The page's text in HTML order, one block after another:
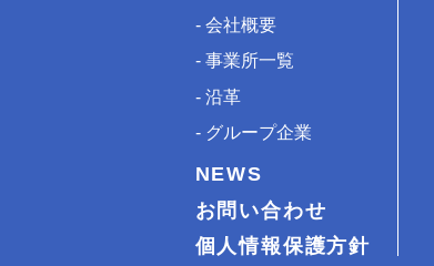
会社概要
事業所一覧
沿革
グループ企業
NEWS
お問い合わせ
個人情報保護方針